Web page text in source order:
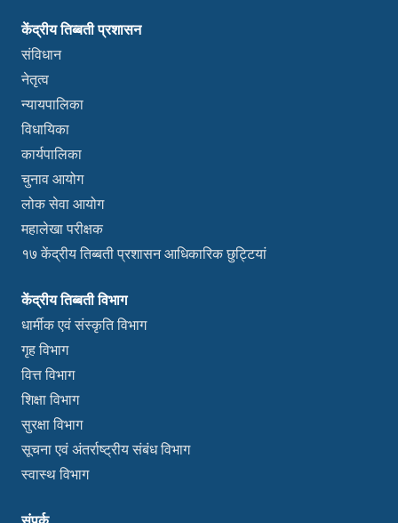
केंद्रीय तिब्बती प्रशासन
संविधान
नेतृत्व
न्यायपालिका
विधायिका
कार्यपालिका
चुनाव आयोग
लोक सेवा आयोग
महालेखा परीक्षक
१७ केंद्रीय तिब्बती प्रशासन आधिकारिक छुट्टियां
केंद्रीय तिब्बती विभाग
धार्मीक एवं संस्कृति विभाग
गृह विभाग
वित्त विभाग
शिक्षा विभाग
सुरक्षा विभाग
सूचना एवं अंतर्राष्ट्रीय संबंध विभाग
स्वास्थ विभाग